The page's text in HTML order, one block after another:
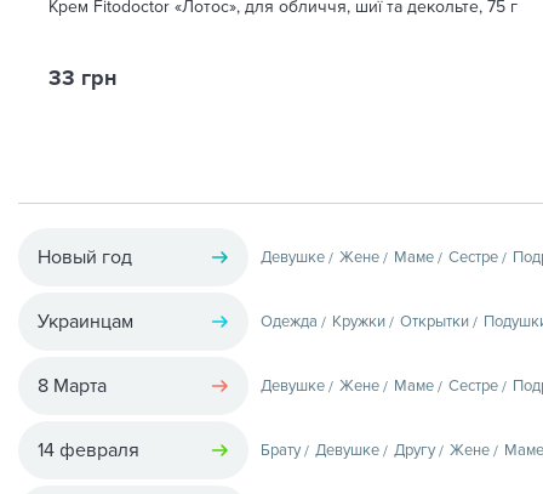
Крем Fitodoctor «Лотос», для обличчя, шиї та декольте, 75 г
33 грн
Новый год Девушке Жене Маме Сестре
Украинцам Одежда Кружки Открытки
8 Марта Девушке Жене Маме Сестре
14 февраля Брату Девушке Другу Жене Маме